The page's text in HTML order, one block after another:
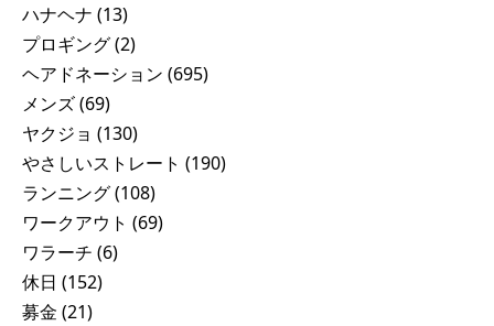
ハナヘナ (13)
プロギング(2)
ヘアドネーション (695)
メンズ(69)
ヤクジョ (130)
やさしいストレート (190)
ランニング(108)
ワークアウト (69)
ワラーチ (6)
休日 (152)
募金 (21)